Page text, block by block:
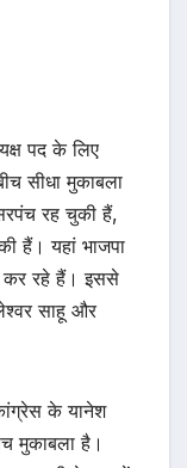
पद के लिए
सीधा मुकाबला
रह चुकी हैं,
हैं। यहां भाजपा
कर रहे हैं। इससे
साहू और
के यानेश
मुकाबला है।